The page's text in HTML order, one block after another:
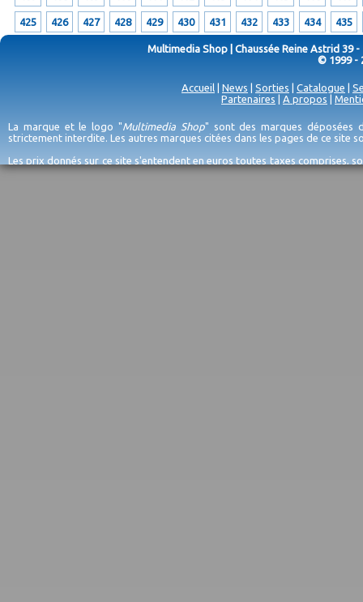
425 426 427 428 429 430 431 432 433 434 435
Multimedia Shop | Chaussée Reine Astrid 39 -
© 1999 -
Accueil News Sorties Catalogue
Partenaires
A propos
La marque et le logo "Multimedia Shop" sont des marques déposées
strictement interdite. Les autres marques citées dans les pages de ce site
Les prix donnés sur ce site s'entendent en euros toutes taxes comprises,
erreurs d'encodage, et sauf épuisement du stock et/ou impossibilité de